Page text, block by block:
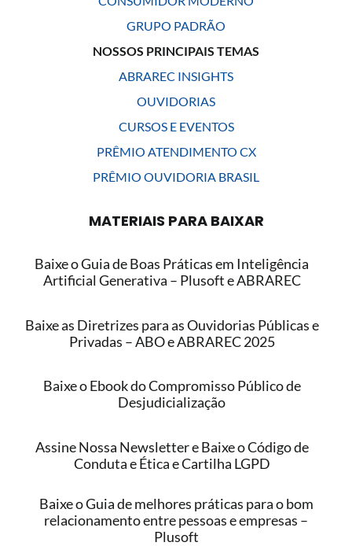
GRUPO PADRÃO
NOSSOS PRINCIPAIS TEMAS
ABRAREC INSIGHTS
OUVIDORIAS
CURSOS E EVENTOS
PRÊMIO ATENDIMENTO CX
PRÊMIO OUVIDORIA BRASIL
MATERIAIS PARA BAIXAR
Baixe o Guia de Boas Práticas em Inteligência
Artificial Generativa – Plusoft e ABRAREC
Baixe as Diretrizes para as Ouvidorias Públicas e
Privadas – ABO e ABRAREC 2025
Baixe o Ebook do Compromisso Público de
Desjudicialização
Assine Nossa Newsletter e Baixe o Código de
Conduta e Ética e Cartilha LGPD
Baixe o Guia de melhores práticas para o bom
relacionamento entre pessoas e empresas –
Plusoft